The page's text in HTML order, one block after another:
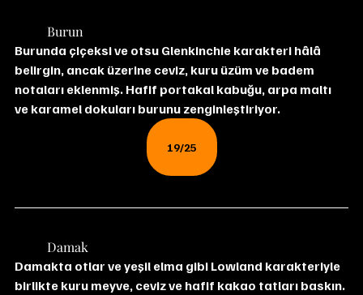
	Burun
Burunda çiçeksi ve otsu Glenkinchie karakteri hâlâ
belirgin, ancak üzerine ceviz, kuru üzüm ve badem
notaları eklenmiş. Hafif portakal kabuğu, arpa maltı
ve karamel dokuları burunu zenginleştiriyor.
19/25
	Damak
Damakta otlar ve yeşil elma gibi Lowland karakteriyle
birlikte kuru meyve, ceviz ve hafif kakao tatları baskın.